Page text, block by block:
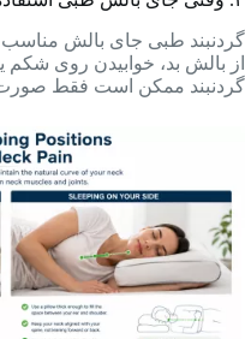
گردنبند طبی جای بالش
از بالش بد، خوابیدن روی
گردنبند ممکن است فقط صورت